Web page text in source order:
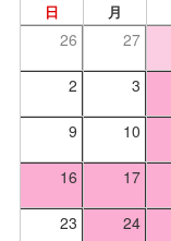
日 月
26 27
2 3
9 10
16 17
23 24